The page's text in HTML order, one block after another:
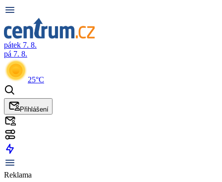
pátek 7. 8.
pá 7. 8.
25°C
Přihlášení
Reklama